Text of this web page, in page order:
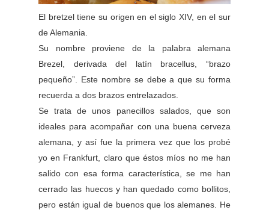
El bretzel tiene su origen en el siglo XIV, en el sur
de Alemania.
Su nombre proviene de la palabra alemana
Brezel, derivada del latín bracellus, “brazo
pequeño”. Este nombre se debe a que su forma
recuerda a dos brazos entrelazados.
Se trata de unos panecillos salados, que son
ideales para acompañar con una buena cerveza
alemana, y así fue la primera vez que los probé
yo en Frankfurt, claro que éstos míos no me han
salido con esa forma característica, se me han
cerrado las huecos y han quedado como bollitos,
pero están igual de buenos que los alemanes. He